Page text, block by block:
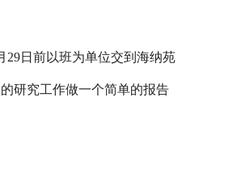
29日前以班为单位交到海纳苑
研究工作做一个简单的报告